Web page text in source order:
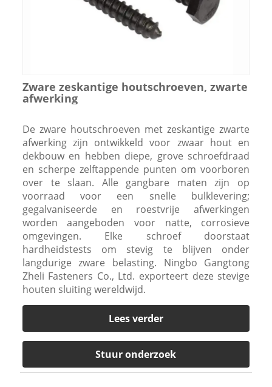
Zware zeskantige houtschroeven, zwarte
afwerking
De zware houtschroeven met zeskantige zwarte
afwerking zijn ontwikkeld voor zwaar hout en
dekbouw en hebben diepe, grove schroefdraad
en scherpe zelftappende punten om voorboren
over te slaan. Alle gangbare maten zijn op
voorraad voor een snelle bulklevering;
gegalvaniseerde en roestvrije afwerkingen
worden aangeboden voor natte, corrosieve
omgevingen. Elke schroef doorstaat
hardheidstests om stevig te blijven onder
langdurige zware belasting. Ningbo Gangtong
Zheli Fasteners Co., Ltd. exporteert deze stevige
houten sluiting wereldwijd.
Lees verder
Stuur onderzoek